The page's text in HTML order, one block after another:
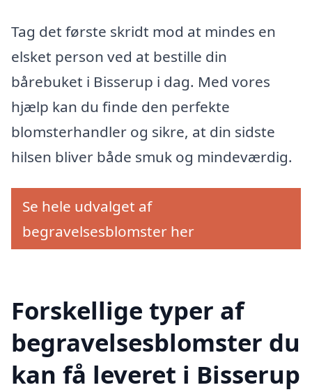
Tag det første skridt mod at mindes en
elsket person ved at bestille din
bårebuket i Bisserup i dag. Med vores
hjælp kan du finde den perfekte
blomsterhandler og sikre, at din sidste
hilsen bliver både smuk og mindeværdig.
Se hele udvalget af
begravelsesblomster her
Forskellige typer af
begravelsesblomster du
kan få leveret i Bisserup